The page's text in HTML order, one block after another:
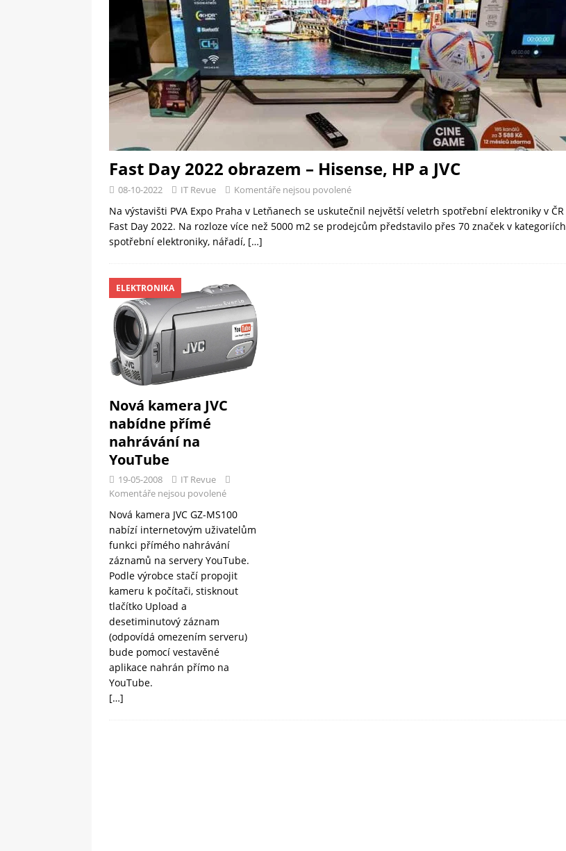
Fast Day 2022 obrazem – Hisense, HP a JVC
08-10-2022 IT Revue Komentáře nejsou povolené
Na výstavišti PVA Expo Praha v Letňanech se uskutečnil největší veletrh spotřební elektroniky v ČR
Fast Day 2022. Na rozloze více než 5000 m2 se prodejcům představilo přes 70 značek v kategoriích
spotřební elektroniky, nářadí, […]
ELEKTRONIKA
Nová kamera JVC
nabídne přímé
nahrávání na
YouTube
19-05-2008
IT Revue
Komentáře nejsou povolené
Nová kamera JVC GZ-MS100
nabízí internetovým uživatelům
funkci přímého nahrávání
záznamů na servery YouTube.
Podle výrobce stačí propojit
kameru k počítači, stisknout
tlačítko Upload a
desetiminutový záznam
(odpovídá omezením serveru)
bude pomocí vestavěné
aplikace nahrán přímo na
YouTube.
[…]